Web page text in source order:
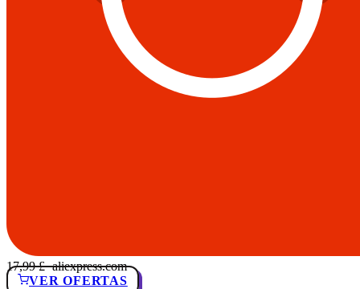
17,99 £· aliexpress.com
VER OFERTAS